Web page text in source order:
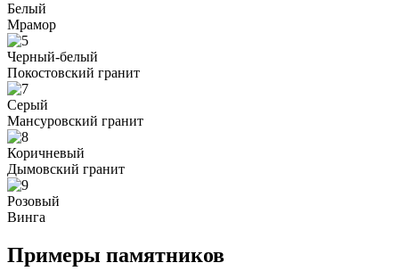
Белый
Мрамор
Черный-белый
Покостовский гранит
Серый
Мансуровский гранит
Коричневый
Дымовский гранит
Розовый
Винга
Примеры памятников